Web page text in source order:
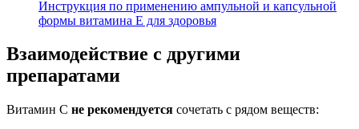
Инструкция по применению ампульной и капсульной
формы витамина Е для здоровья
Взаимодействие с другими
препаратами
Витамин С не рекомендуется сочетать с рядом веществ: